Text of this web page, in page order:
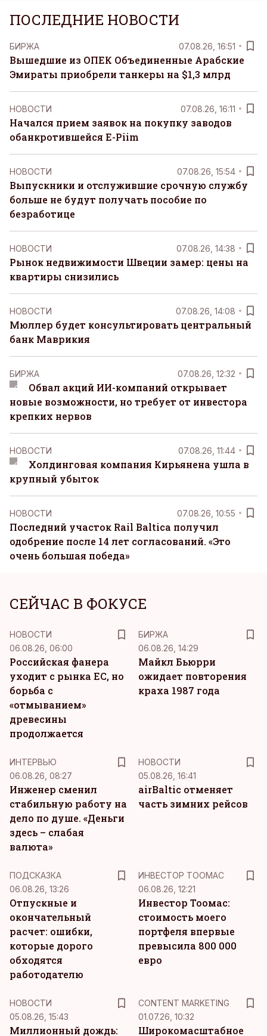
ПОСЛЕДНИЕ НОВОСТИ
БИРЖА 07.08.26, 16:51
Вышедшие из ОПЕК Объединенные Арабские
Эмираты приобрели танкеры на $1,3 млрд
НОВОСТИ 07.08.26, 16:11
Начался прием заявок на покупку заводов
обанкротившейся E-Piim
НОВОСТИ 07.08.26, 15:54
Выпускники и отслужившие срочную службу
больше не будут получать пособие по
безработице
НОВОСТИ 07.08.26, 14:38
Рынок недвижимости Швеции замер: цены на
квартиры снизились
НОВОСТИ 07.08.26, 14:08
Мюллер будет консультировать центральный
банк Маврикия
БИРЖА 07.08.26, 12:32
Обвал акций ИИ-компаний открывает
новые возможности, но требует от инвестора
крепких нервов
НОВОСТИ 07.08.26, 11:44
Холдинговая компания Кирьянена ушла в
крупный убыток
НОВОСТИ 07.08.26, 10:55
Последний участок Rail Baltica получил
одобрение после 14 лет согласований. «Это
очень большая победа»
СЕЙЧАС В ФОКУСЕ
НОВОСТИ
06.08.26, 06:00
Российская фанера
уходит с рынка ЕС, но
борьба с
«отмыванием»
древесины
продолжается
БИРЖА
06.08.26, 14:29
Майкл Бьюрри
ожидает повторения
краха 1987 года
ИНТЕРВЬЮ
06.08.26, 08:27
Инженер сменил
стабильную работу на
дело по душе. «Деньги
здесь – слабая
валюта»
НОВОСТИ
05.08.26, 16:41
airBaltic отменяет
часть зимних рейсов
ПОДСКАЗКА
06.08.26, 13:26
Отпускные и
окончательный
расчет: ошибки,
которые дорого
обходятся
работодателю
ИНВЕСТОР ТООМАС
06.08.26, 12:21
Инвестор Тоомас:
стоимость моего
портфеля впервые
превысила 800 000
евро
НОВОСТИ
05.08.26, 15:43
Миллионный дождь:
CONTENT MARKETING
01.07.26, 10:32
Широкомасштабное